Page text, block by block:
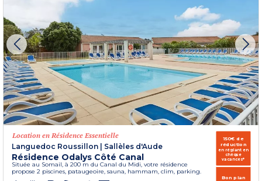
Location en Résidence Essentielle
Languedoc Roussillon
Sallèles d'Aude
Résidence Odalys Côté Canal
Située au Somail, à 200 m du Canal du Midi, votre résidence
propose 2 piscines, pataugeoire, sauna, hammam, clim, parking.
150€ de
réduction
en réglant en
chèque
vacances*
Bon plan